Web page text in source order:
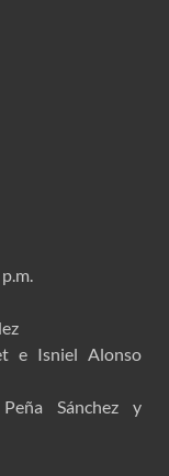
e Isniel Alonso
Sánchez y